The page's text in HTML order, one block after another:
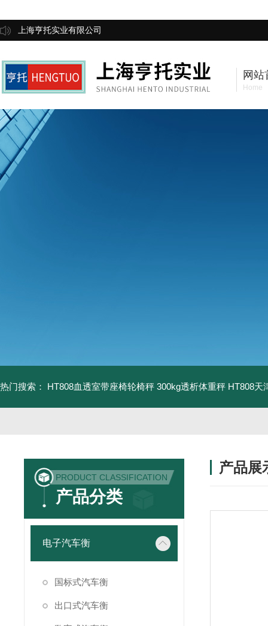
上海亨托实业有限公司
网站
Home
热门搜索： HT808血透室带座椅轮椅秤 300kg透析体重秤 HT808天
PRODUCT CLASSIFICATION
产品分类
电子汽车衡
国标式汽车衡
出口式汽车衡
产品展